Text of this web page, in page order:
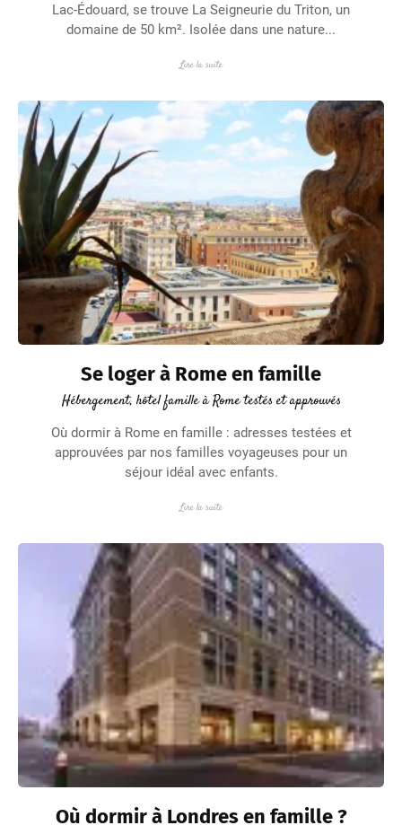
Lac-Édouard, se trouve La Seigneurie du Triton, un
domaine de 50 km². Isolée dans une nature...
Lire la suite
Se loger à Rome en famille
Hébergement, hôtel famille à Rome testés et approuvés
Où dormir à Rome en famille : adresses testées et
approuvées par nos familles voyageuses pour un
séjour idéal avec enfants.
Lire la suite
Où dormir à Londres en famille ?